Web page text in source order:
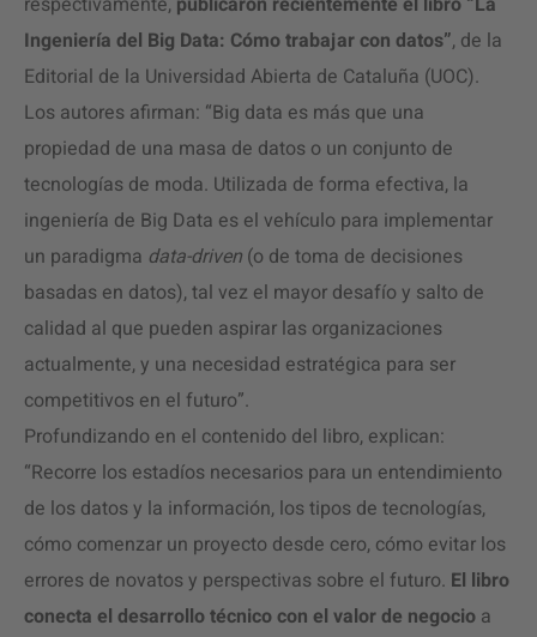
Ingeniería del Big Data: Cómo trabajar con datos”, de la
Editorial de la Universidad Abierta de Cataluña (UOC).
Los autores afirman: “Big data es más que una
propiedad de una masa de datos o un conjunto de
tecnologías de moda. Utilizada de forma efectiva, la
ingeniería de Big Data es el vehículo para implementar
un paradigma data-driven (o de toma de decisiones
basadas en datos), tal vez el mayor desafío y salto de
calidad al que pueden aspirar las organizaciones
actualmente, y una necesidad estratégica para ser
competitivos en el futuro”.
Profundizando en el contenido del libro, explican:
“Recorre los estadíos necesarios para un entendimiento
de los datos y la información, los tipos de tecnologías,
cómo comenzar un proyecto desde cero, cómo evitar los
errores de novatos y perspectivas sobre el futuro. El libro
conecta el desarrollo técnico con el valor de negocio a